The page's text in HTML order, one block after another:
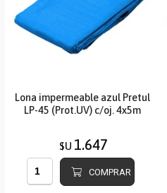
Lona impermeable azul Pretul
LP-45 (Prot.UV) c/oj. 4x5m
$U 1.647
COMPRAR